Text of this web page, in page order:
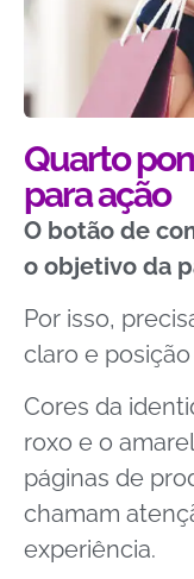
Quarto
para ação
O botão de
o objetivo da
Por isso,
claro e
Cores da
roxo e o
páginas de
chamam
experiência.